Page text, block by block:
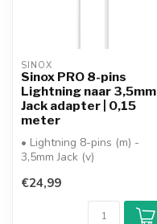
SINOX
Sinox PRO 8-pins
Lightning naar 3,5mm
Jack adapter | 0,15
meter
• Lightning 8-pins (m) -
3,5mm Jack (v)
stereo audio (4-...
€24,99